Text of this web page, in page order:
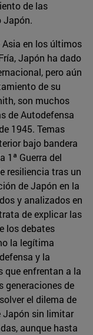
de las
Japón.
en los últimos
Japón ha dado
pero aún
de su
son muchos
de Autodefensa
1945. Temas
bajo bandera
1ª Guerra del
resiliencia tras un
de Japón en la
y analizados en
de explicar las
los debates
la legítima
y la
que enfrentan a la
generaciones de
el dilema de
Japón sin limitar
aunque hasta